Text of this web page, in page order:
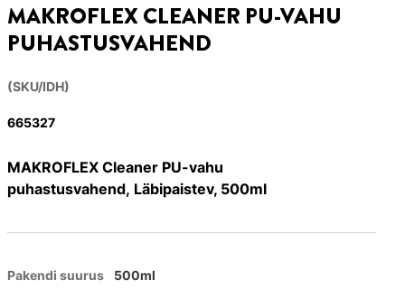
MAKROFLEX CLEANER PU-VAHU
PUHASTUSVAHEND
(SKU/IDH)
665327
MAKROFLEX Cleaner PU-vahu
puhastusvahend, Läbipaistev, 500ml
Pakendi suurus 500ml